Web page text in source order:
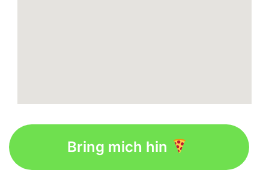
Bring mich hin